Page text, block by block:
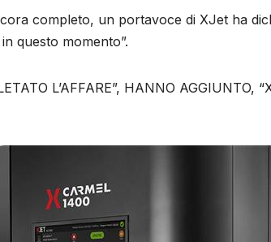
completo, un portavoce di XJet ha
questo momento”.
L’AFFARE”, HANNO AGGIUNTO,